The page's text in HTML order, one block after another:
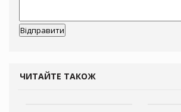
ЧИТАЙТЕ ТАКОЖ